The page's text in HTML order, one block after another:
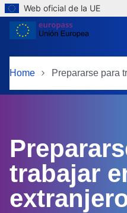
Skip to main content
Web oficial de la UE
Home Prepararse para
trabajar